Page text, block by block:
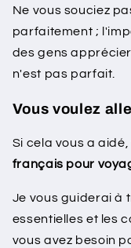
Ne vous souciez
parfaitement ;
des gens
n'est pas parfait.
Vous voulez
Si cela vous a
français pour
Je vous guiderai à
essentielles et les
vous avez besoin